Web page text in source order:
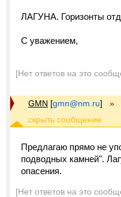
ЛАГУНА. Горизонты
С уважением,
[Нет ответов на это
GMN [gmn@nm.ru] »
Предлагаю прямо не
подводных камней".
опасения.
[Нет ответов на это